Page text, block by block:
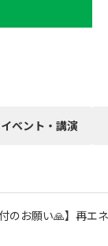
イベント・講演
付のお願い🙏】再